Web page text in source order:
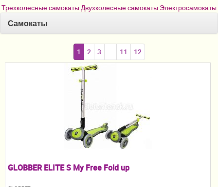
Детский транспорт
Мебель и аксессуары
Постельные принадлежности
Качели, шезлонги
Манежи
Трехколесные самокатыДвухколесные самокаты Электросамокаты
Самокаты
1 2 3 ... 11 12
GLOBBER ELITE S My Free Fold up